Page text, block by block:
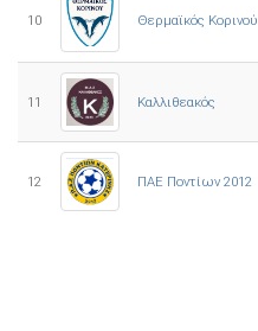
10 Θερμαϊκός Κορινού
11 Καλλιθεακός
12 ΠΑΕ Ποντίων 2012